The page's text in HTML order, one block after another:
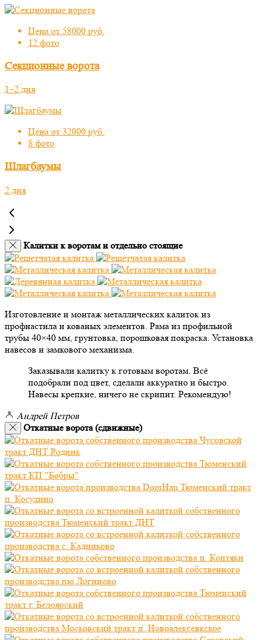
Цена от 58000 руб.
12 фото
Секционные ворота
1–2 дня
Цена от 32000 руб.
8 фото
Шлагбаумы
2 дня
Калитки к воротам и отдельно стоящие
Изготовление и монтаж металлических калиток из
профнастила и кованых элементов. Рама из профильной
трубы 40×40 мм, грунтовка, порошковая покраска. Установка
навесов и замкового механизма.
Заказывали калитку к готовым воротам. Всё
подобрали под цвет, сделали аккуратно и быстро.
Навесы крепкие, ничего не скрипит. Рекомендую!
Андрей Петров
Откатные ворота (сдвижные)